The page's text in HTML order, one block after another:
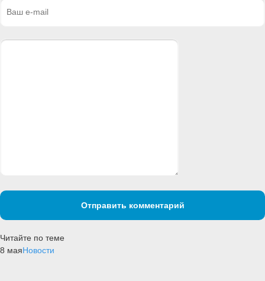
Отправить комментарий
Читайте по теме
8 маяНовости